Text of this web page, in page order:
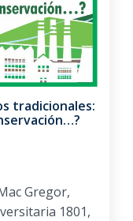
tradicionales:
Gregor,
1801,